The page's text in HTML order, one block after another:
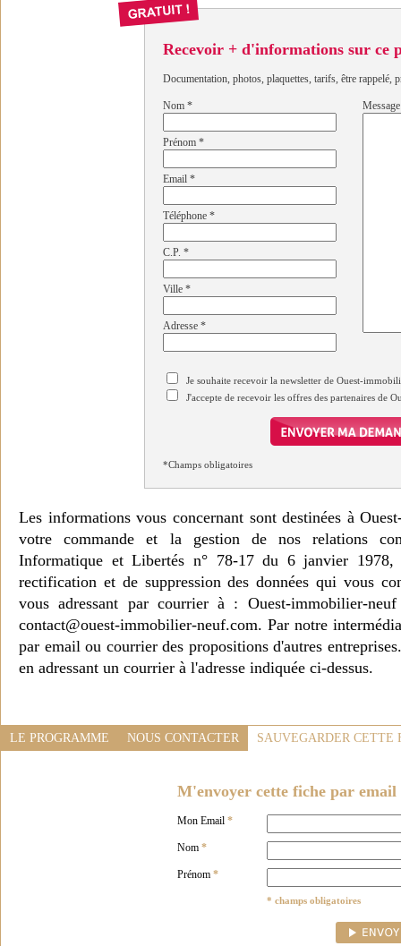
Recevoir + d'informations sur ce
Documentation, photos, plaquettes, tarifs, être rappelé,
Nom *
Prénom *
Email *
Téléphone *
C.P. *
Ville *
Adresse *
Message
Je souhaite recevoir la newsletter de Ouest-
J'accepte de recevoir les offres des partenaires de
*Champs obligatoires
Les informations vous concernant sont destinées à
votre commande et la gestion de nos relations
Informatique et Libertés n° 78-17 du 6 janvier 1978,
rectification et de suppression des données qui vous
vous adressant par courrier à : Ouest-immobilier-
contact@ouest-immobilier-neuf.com. Par notre
par email ou courrier des propositions d'autres
en adressant un courrier à l'adresse indiquée ci-dessus.
LE PROGRAMME NOUS CONTACTER SAUVEGARDER CETTE
M'envoyer cette fiche par email
Mon Email *
Nom *
Prénom *
* champs obligatoires